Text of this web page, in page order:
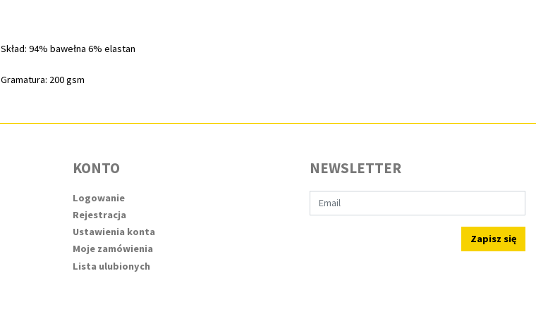
Skład: 94% bawełna 6% elastan
Gramatura: 200 gsm
KONTO
Logowanie
Rejestracja
Ustawienia konta
Moje zamówienia
Lista ulubionych
NEWSLETTER
Zapisz się